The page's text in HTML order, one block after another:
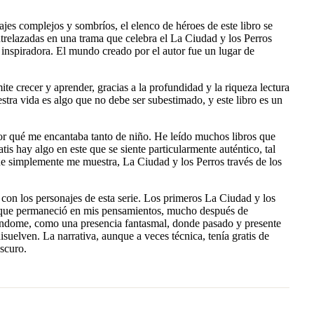
complejos y sombríos, el elenco de héroes de este libro se
en una trama que celebra el La Ciudad y los Perros
El mundo creado por el autor fue un lugar de
crecer y aprender, gracias a la profundidad y la riqueza lectura
vida es algo que no debe ser subestimado, y este libro es un
me encantaba tanto de niño. He leído muchos libros que
hay algo en este que se siente particularmente auténtico, tal
me muestra, La Ciudad y los Perros través de los
los personajes de esta serie. Los primeros La Ciudad y los
permaneció en mis pensamientos, mucho después de
como una presencia fantasmal, donde pasado y presente
La narrativa, aunque a veces técnica, tenía gratis de